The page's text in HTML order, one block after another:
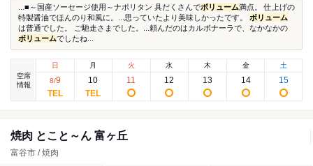
...■～国産ソーセージ使用～ナポリタン 具だくさんでボリューム満点。 仕上げの
特製醤油でほんのり和風に。...思っていたより美味しかったです。 ボリューム
は普通でした。 ご馳走さまでした。...頼んだのはカルボナーラで、なかなかの
ボリュームでしたね...
空席
情報
日
8/9
月
10
火
11
水
12
木
13
金
14
土
15
焼肉 とこと～ん 富ヶ丘
富谷市 / 焼肉